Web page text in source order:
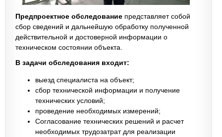
Предпроектное обследование представляет собой
сбор сведений и дальнейшую обработку полученной
действительной и достоверной информации о
техническом состоянии объекта.
В задачи обследования входит:
выезд специалиста на объект;
сбор технической информации и получение
технических условий;
проведение необходимых измерений;
Согласование технических решений и расчет
необходимых трудозатрат для реализации